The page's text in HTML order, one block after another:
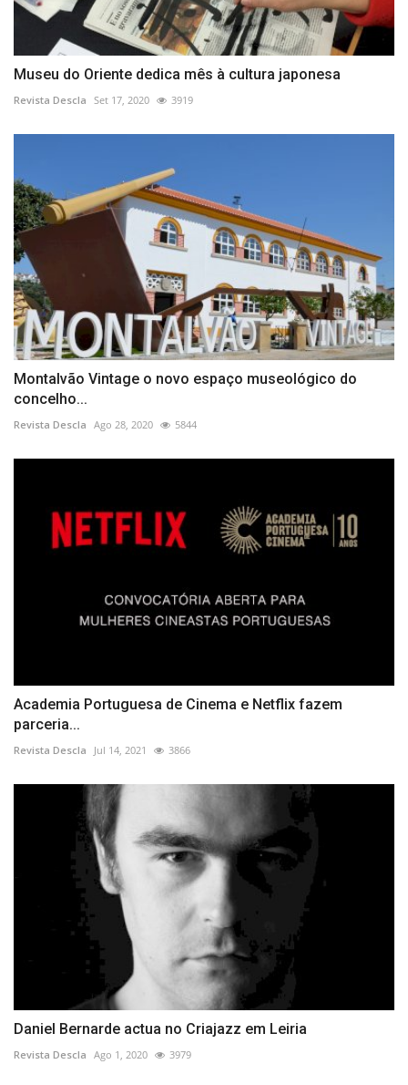
Museu do Oriente dedica mês à cultura japonesa
Revista Descla Set 17, 2020 3919
Montalvão Vintage o novo espaço museológico do
concelho...
Revista Descla Ago 28, 2020 5844
Academia Portuguesa de Cinema e Netflix fazem
parceria...
Revista Descla Jul 14, 2021 3866
Daniel Bernarde actua no Criajazz em Leiria
Revista Descla Ago 1, 2020 3979